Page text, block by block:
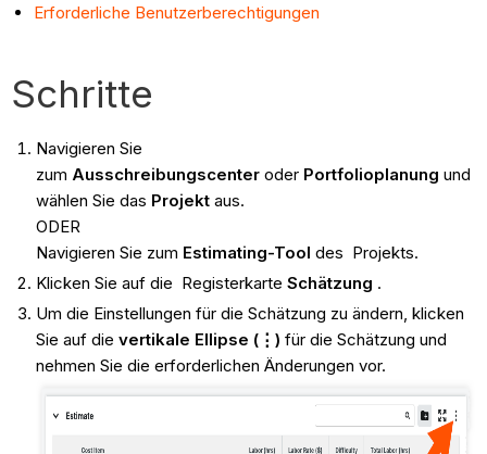
Erforderliche Benutzerberechtigungen
Schritte
Navigieren Sie
zum Ausschreibungscenteroder Portfolioplanung und
wählen Sie das Projektaus.
ODER
Navigieren Sie zum Estimating-Tool des Projekts.
Klicken Sie auf die Registerkarte Schätzung .
Um die Einstellungen für die Schätzung zu ändern, klicken
Sie auf die vertikale Ellipse (⋮) für die Schätzung und
nehmen Sie die erforderlichen Änderungen vor.